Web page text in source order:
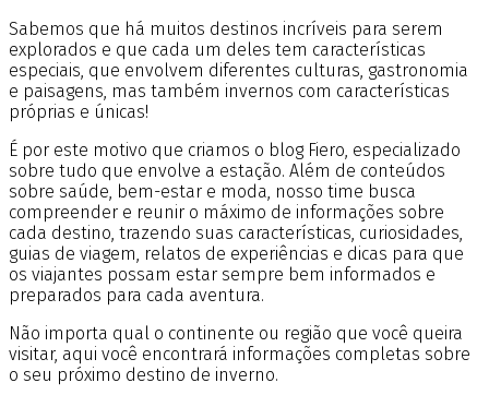
Sabemos que há muitos destinos incríveis para serem
explorados e que cada um deles tem características
especiais, que envolvem diferentes culturas, gastronomia
e paisagens, mas também invernos com características
próprias e únicas!
É por este motivo que criamos o blog Fiero, especializado
sobre tudo que envolve a estação. Além de conteúdos
sobre saúde, bem-estar e moda, nosso time busca
compreender e reunir o máximo de informações sobre
cada destino, trazendo suas características, curiosidades,
guias de viagem, relatos de experiências e dicas para que
os viajantes possam estar sempre bem informados e
preparados para cada aventura.
Não importa qual o continente ou região que você queira
visitar, aqui você encontrará informações completas sobre
o seu próximo destino de inverno.